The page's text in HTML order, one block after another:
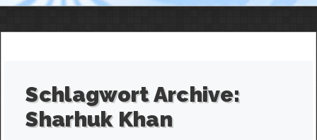
Schlagwort Archive:
Sharhuk Khan